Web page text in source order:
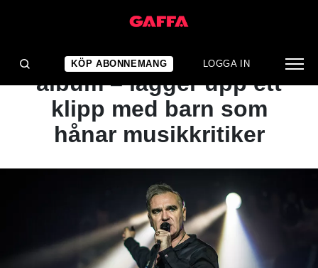
KÖP ABONNEMANG LOGGA IN
NYHET
Morrissey inför nytt
album – lägger upp ett
klipp med barn som
hånar musikkritiker